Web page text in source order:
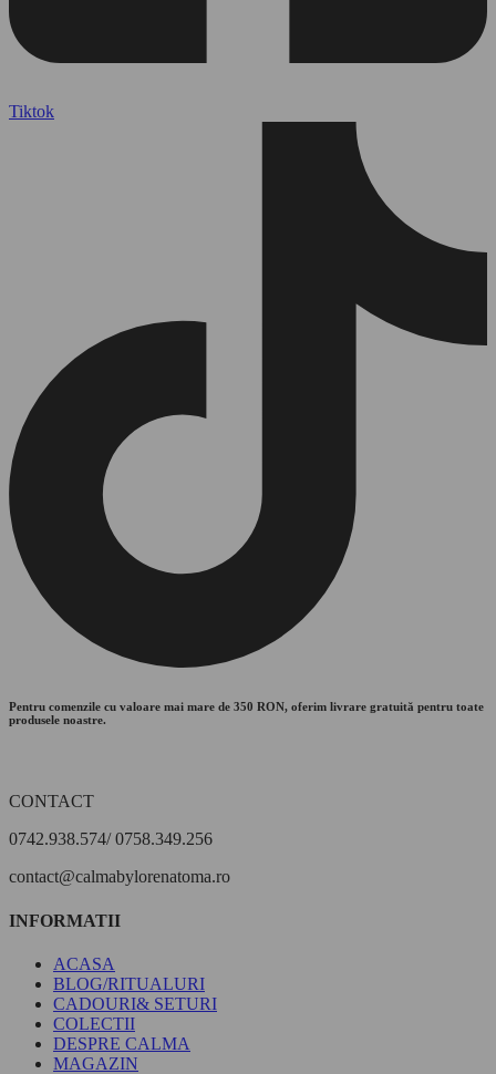
Tiktok
Pentru comenzile cu valoare mai mare de 350 RON, oferim livrare gratuită pentru toate
produsele noastre.
CONTACT
0742.938.574/ 0758.349.256
contact@calmabylorenatoma.ro
INFORMATII
ACASA
BLOG/RITUALURI
CADOURI& SETURI
COLECTII
DESPRE CALMA
MAGAZIN